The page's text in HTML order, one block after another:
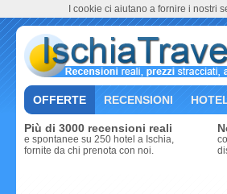
OFFERTE RECENSIONI
Più di 3000 recensioni reali
e spontanee su 250 hotel a Ischia,
fornite da chi prenota con noi.
I cookie ci aiutano a fornire i nostri